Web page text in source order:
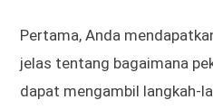
Pertama, Anda
jelas tentang bagaimana
dapat mengambil langkah-